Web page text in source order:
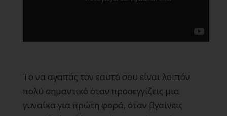
Το να αγαπάς τον εαυτό σου είναι λοιπόν
πολύ σημαντικό όταν προσεγγίζεις μια
γυναίκα για πρώτη φορά, όταν βγαίνεις